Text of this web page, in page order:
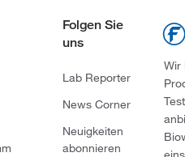
Folgen Sie
uns
Lab Reporter
News Corner
Neuigkeiten
abonnieren
Wir